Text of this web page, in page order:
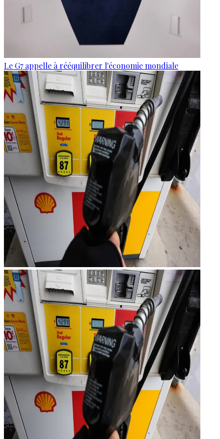
Le G7 appelle à rééquilibrer l'économie mondiale